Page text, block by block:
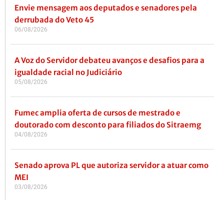
Envie mensagem aos deputados e senadores pela
derrubada do Veto 45
06/08/2026
A Voz do Servidor debateu avanços e desafios para a
igualdade racial no Judiciário
05/08/2026
Fumec amplia oferta de cursos de mestrado e
doutorado com desconto para filiados do Sitraemg
04/08/2026
Senado aprova PL que autoriza servidor a atuar como
MEI
03/08/2026